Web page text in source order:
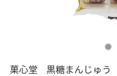
菓心堂 黒糖まんじゅう